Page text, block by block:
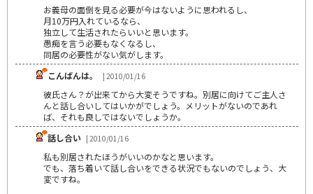
お義母の面倒を見る必要が今はないように思われるし、
月10万円入れているなら、
独立して生活されたらいいと思います。
愚痴を言う必要もなくなるし、
同居の必要性がない気がします。
こんばんは。
| 2010/01/16
彼氏さん？が出来てから大変そうですね。別居に向けてご主人さ
んと話し合いしてはいかがでしょう。メリットがないのであれ
ば、それも良しではないでしょうか。
話し合い | 2010/01/16
私も別居されたほうがいいのかなと思います。
でも、落ち着いて話し合いをできる状況でもないのでしょう、大
変ですね。